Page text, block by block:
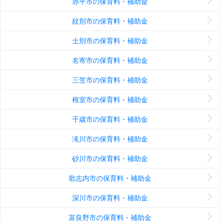
紋別市の保育料・補助金
士別市の保育料・補助金
名寄市の保育料・補助金
三笠市の保育料・補助金
根室市の保育料・補助金
千歳市の保育料・補助金
滝川市の保育料・補助金
砂川市の保育料・補助金
歌志内市の保育料・補助金
深川市の保育料・補助金
富良野市の保育料・補助金